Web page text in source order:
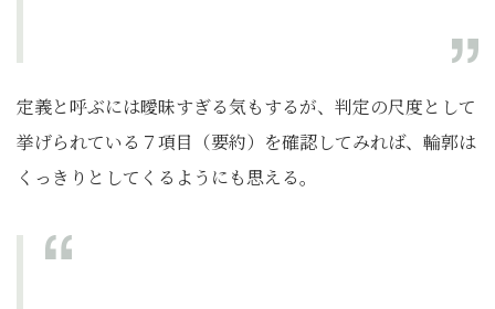
定義と呼ぶには曖昧すぎる気もするが、判定の尺度として
挙げられている７項目（要約）を確認してみれば、輪郭は
くっきりとしてくるようにも思える。